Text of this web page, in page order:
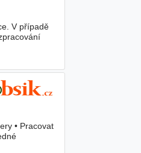
V případě
• Pracovat